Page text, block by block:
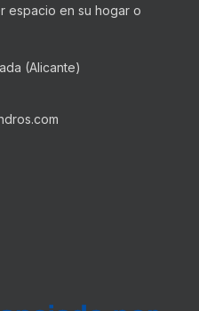
espacio en su hogar o
(Alicante)